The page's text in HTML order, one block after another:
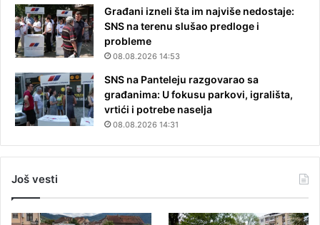
Građani izneli šta im najviše nedostaje:
SNS na terenu slušao predloge i
probleme
08.08.2026 14:53
SNS na Panteleju razgovarao sa
građanima: U fokusu parkovi, igrališta,
vrtići i potrebe naselja
08.08.2026 14:31
Još vesti